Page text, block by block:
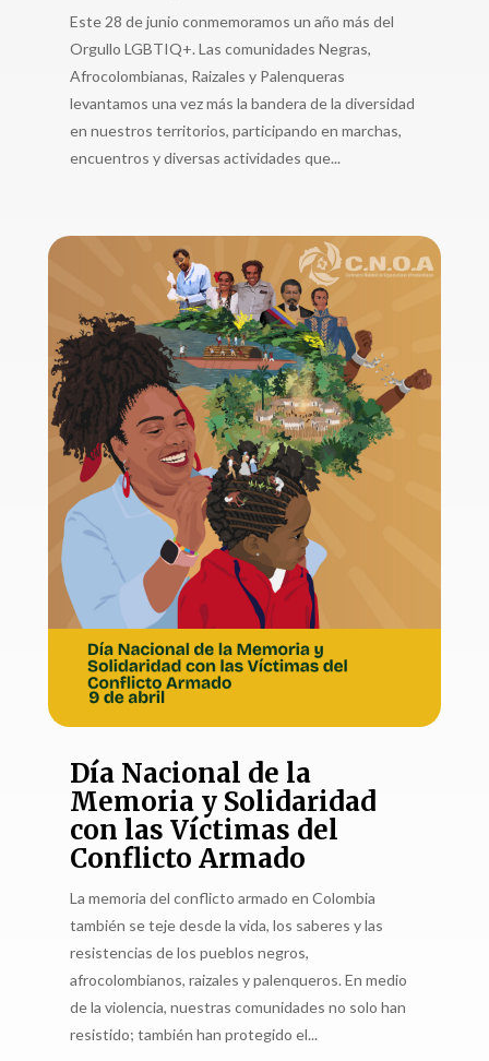
Este 28 de junio conmemoramos un año más del
Orgullo LGBTIQ+. Las comunidades Negras,
Afrocolombianas, Raizales y Palenqueras
levantamos una vez más la bandera de la diversidad
en nuestros territorios, participando en marchas,
encuentros y diversas actividades que...
Día Nacional de la
Memoria y Solidaridad
con las Víctimas del
Conflicto Armado
La memoria del conflicto armado en Colombia
también se teje desde la vida, los saberes y las
resistencias de los pueblos negros,
afrocolombianos, raizales y palenqueros. En medio
de la violencia, nuestras comunidades no solo han
resistido; también han protegido el...